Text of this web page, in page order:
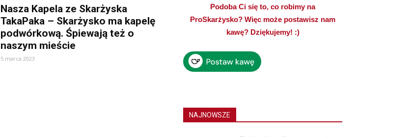
Nasza Kapela ze Skarżyska
TakaPaka – Skarżysko ma kapelę
podwórkową. Śpiewają też o
naszym mieście
5 marca 2023
Podoba Ci się to, co robimy na
ProSkarżysko? Więc może postawisz nam
kawę? Dziękujemy! :)
NAJNOWSZE